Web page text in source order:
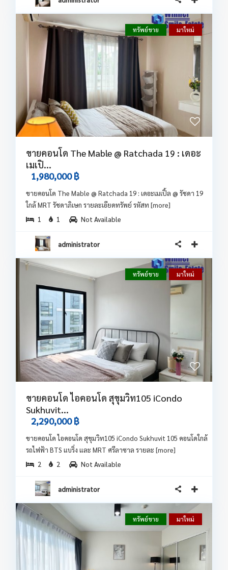
ทรัพย์ขาย มาใหม่
ขายคอนโด The Mable @ Ratchada 19 : เดอะ
เมเปิ...
1,980,000 ฿
ขายคอนโด The Mable @ Ratchada 19 : เดอะเมเปิ้ล @ รัชดา 19
ใกล้ MRT รัชดาภิเษก รายละเอียดทรัพย์ รหัสท [more]
1
1 Not Available
administrator
ทรัพย์ขาย มาใหม่
ขายคอนโด ไอคอนโด สุขุมวิท105 iCondo
Sukhuvit...
2,290,000 ฿
ขายคอนโด ไอคอนโด สุขุมวิท105 iCondo Sukhuvit 105 คอนโดใกล้
รถไฟฟ้า BTS แบริ่ง และ MRT ศรีลาซาล รายละ [more]
2
2 Not Available
administrator
ทรัพย์ขาย มาใหม่